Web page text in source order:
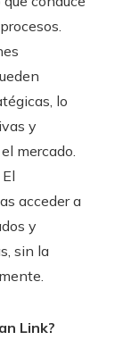
lo
y
mercado.
acceder a
y
sin la
Link?